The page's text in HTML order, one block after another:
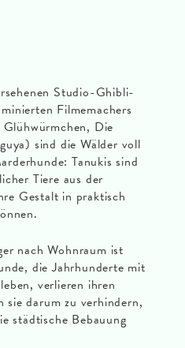
Studio-Ghibli-
Filmemachers
Die
sind die Wälder voll
Tanukis sind
Tiere aus der
Gestalt in praktisch
nach Wohnraum ist
die Jahrhunderte mit
verlieren ihren
sie darum zu verhindern,
städtische Bebauung